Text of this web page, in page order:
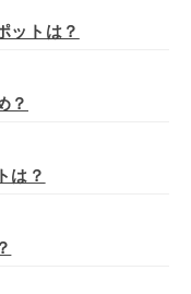
ットは？
？
は？